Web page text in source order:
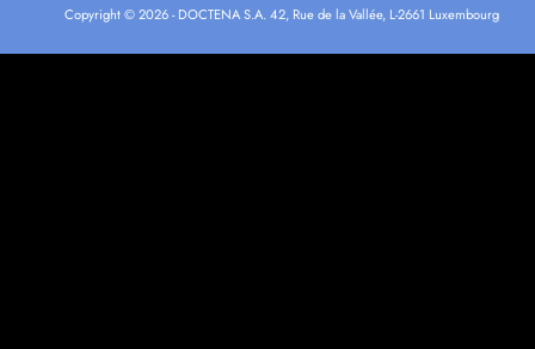
Copyright © 2026 - DOCTENA S.A. 42, Rue de la Vallée, L-2661 Luxembourg